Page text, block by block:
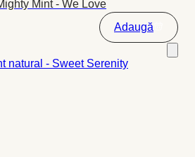
Mint - We Love
Adaugă